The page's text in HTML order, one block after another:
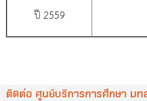
ปี 2559
ติดต่อ ศูนย์บริการการศึกษา มท